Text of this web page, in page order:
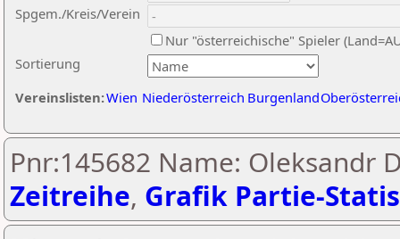
Sortierung
Spgem./Kreis/Verein
Nur "österreichische" Spieler
Vereinslisten:Wien Niederösterreich Burgenland
Pnr:145682 Name: Oleksandr
Zeitreihe, Grafik Partie-